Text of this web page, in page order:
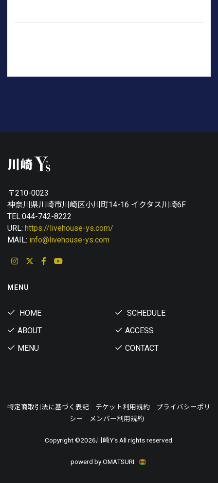
〒210-0023
神奈川県川崎市川崎区小川町14-16 イクタス川崎6F
TEL:044-742-8222
URL: https://livehouse-ys.com/
MAIL: info@livehouse-ys.com
MENU
HOME
SCHEDULE
ABOUT
ACCESS
MENU
CONTACT
特定商取引法に基づく表記 チケット利用規約
プライバシーポリ
シー
メンバー利用規約
Copyright ©2026川崎Y's All rights reserved.
powerd by OMATSURI